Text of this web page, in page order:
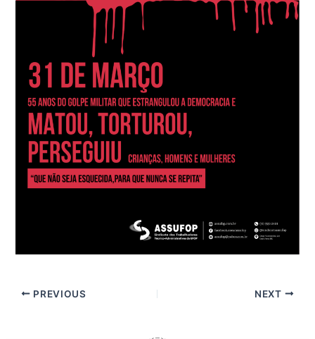
PREVIOUS NEXT